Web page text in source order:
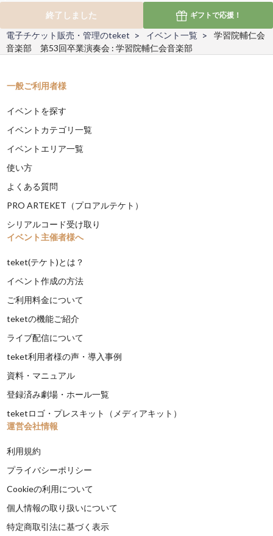
終了しました
ギフトで応援！
電子チケット販売・管理のteket イベント一覧
学習院輔仁会
音楽部 第53回卒業演奏会 : 学習院輔仁会音楽部
一般ご利用者様
イベントを探す
イベントカテゴリ一覧
イベントエリア一覧
使い方
よくある質問
PRO ARTEKET（プロアルテケト）
シリアルコード受け取り
イベント主催者様へ
teket(テケト)とは？
イベント作成の方法
ご利用料金について
teketの機能ご紹介
ライブ配信について
teket利用者様の声・導入事例
資料・マニュアル
登録済み劇場・ホール一覧
teketロゴ・プレスキット（メディアキット）
運営会社情報
利用規約
プライバシーポリシー
Cookieの利用について
個人情報の取り扱いについて
特定商取引法に基づく表示